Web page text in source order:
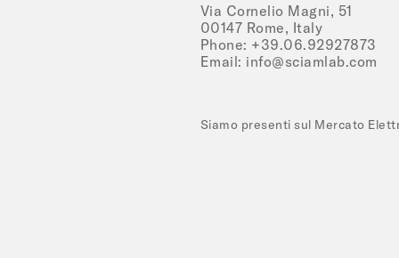
Via Cornelio Magni, 51
00147 Rome, Italy
Phone: +39.06.92927873
Email: info@sciamlab.com
Siamo presenti sul Mercato